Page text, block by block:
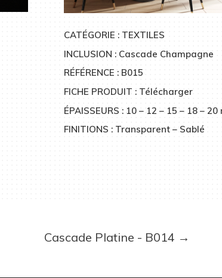
CATÉGORIE : TEXTILES
INCLUSION : Cascade Champagne
RÉFÉRENCE : B015
FICHE PRODUIT : Télécharger
ÉPAISSEURS : 10 – 12 – 15 – 18 – 20
FINITIONS : Transparent – Sablé
Cascade Platine - B014 →